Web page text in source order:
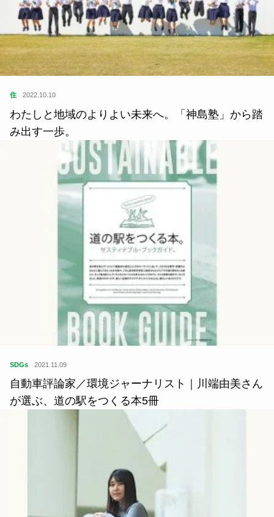
住 2022.10.10
わたしと地域のよりよい未来へ。「神島塾」から踏
み出す一歩。
SDGs 2021.11.09
自動車評論家／環境ジャーナリスト｜川端由美さん
が選ぶ、道の駅をつくる本5冊